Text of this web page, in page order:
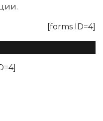
[forms ID=4]